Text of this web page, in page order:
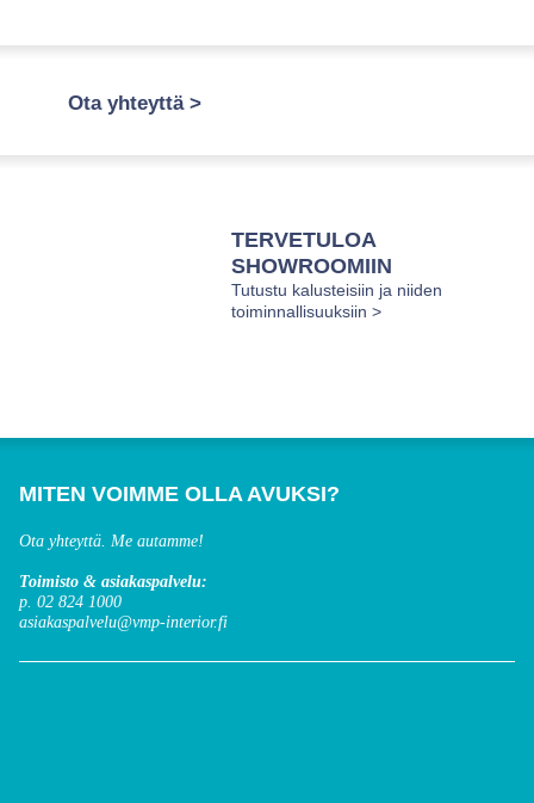
Ota yhteyttä >
TERVETULOA
SHOWROOMIIN
Tutustu kalusteisiin ja niiden
toiminnallisuuksiin >
MITEN VOIMME OLLA AVUKSI?
Ota yhteyttä. Me autamme!
Toimisto & asiakaspalvelu:
p. 02 824 1000
asiakaspalvelu@vmp-interior.fi